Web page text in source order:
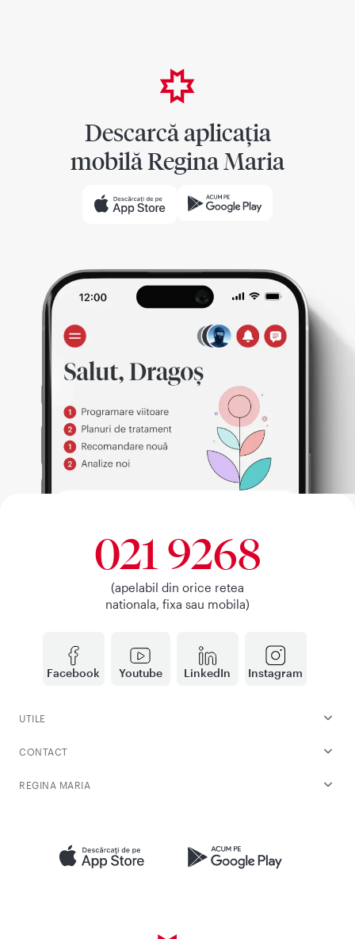
Descarcă aplicația
mobilă Regina Maria
Facebook Youtube LinkedIn Instagram
021 9268
(apelabil din orice retea
nationala, fixa sau mobila)
UTILE
CONTACT
REGINA MARIA